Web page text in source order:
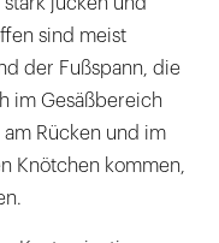
sind meist
der Fußspann, die
im Gesäßbereich
Rücken und im
Knötchen kommen,